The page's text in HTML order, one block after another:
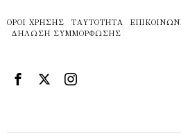
ΌΡΟΙ ΧΡΉΣΗΣ ΤΑΥΤΌΤΗΤΑ
ΔΉΛΩΣΗ ΣΥΜΜΌΡΦΩΣΗΣ